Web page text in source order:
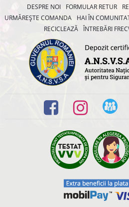
DESPRE NOI FORMULAR RETUR
URMĂREȘTE COMANDA
HAI ÎN
RECICLEAZĂ ÎNTREBĂRI